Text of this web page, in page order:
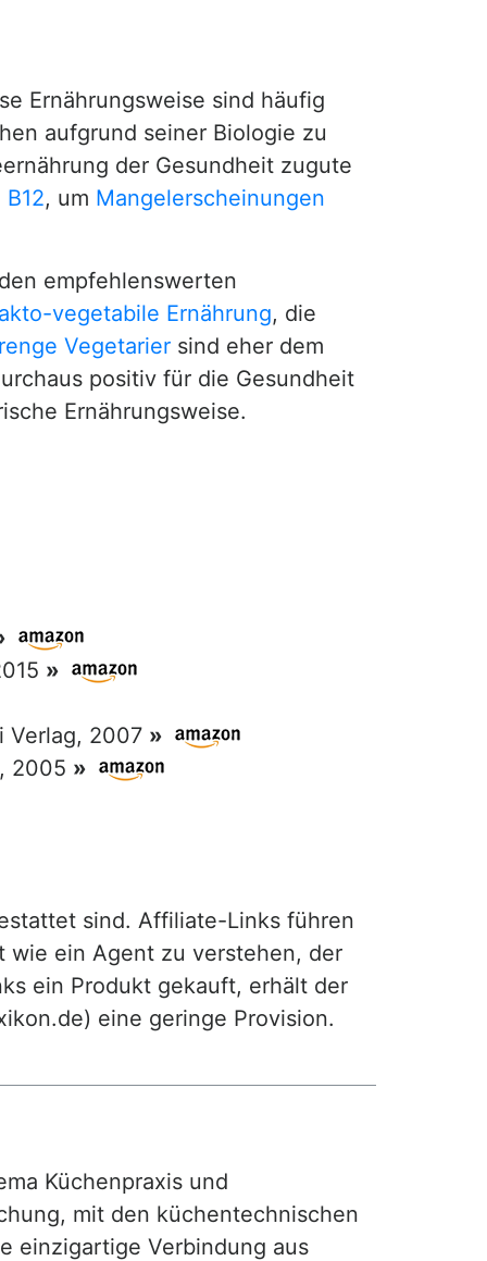
Ernährungsweise sind häufig
aufgrund seiner Biologie zu
der Gesundheit zugute
, um Mangelerscheinungen
empfehlenswerten
vegetabile Ernährung, die
Vegetarier sind eher dem
positiv für die Gesundheit
Ernährungsweise.
»
Verlag, 2007 »
2005 »
sind. Affiliate-Links führen
wie ein Agent zu verstehen, der
ein Produkt gekauft, erhält der
eine geringe Provision.
Küchenpraxis und
mit den küchentechnischen
einzigartige Verbindung aus